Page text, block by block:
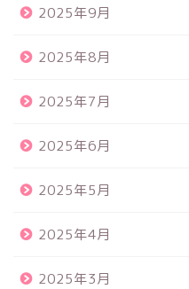
2025年9月
2025年8月
2025年7月
2025年6月
2025年5月
2025年4月
2025年3月